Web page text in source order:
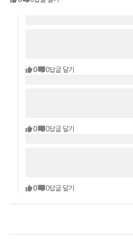
0 0답글 달기
0 0답글 달기
0 0답글 달기